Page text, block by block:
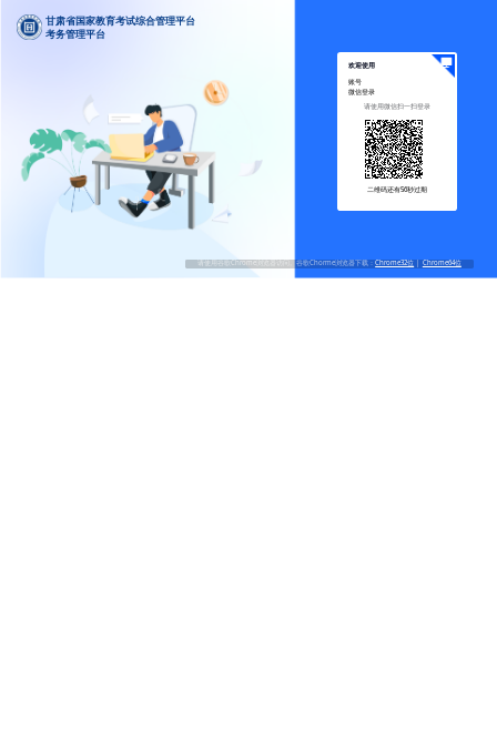
甘肃省国家教
考务管理平台